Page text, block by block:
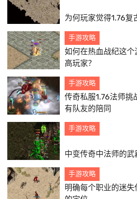
为何玩家觉得1.76复
手游攻略
如何在热血战纪这
高玩家？
手游攻略
传奇私服1.76法师挑
有队友的陪同
手游攻略
中变传奇中法师的
手游攻略
明确每个职业的迷